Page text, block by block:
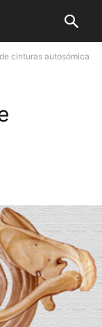
cinturas autosómica